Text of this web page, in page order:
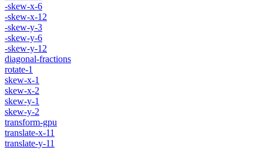
-skew-x-6
-skew-x-12
-skew-y-3
-skew-y-6
-skew-y-12
diagonal-fractions
rotate-1
skew-x-1
skew-x-2
skew-y-1
skew-y-2
transform-gpu
translate-x-11
translate-y-11